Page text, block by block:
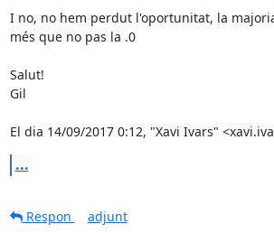
I no, no hem perdut l'oportunitat, la
més que no pas la .0
Salut!
Gil
El dia 14/09/2017 0:12, "Xavi Ivars"
...
Respon
adjunt